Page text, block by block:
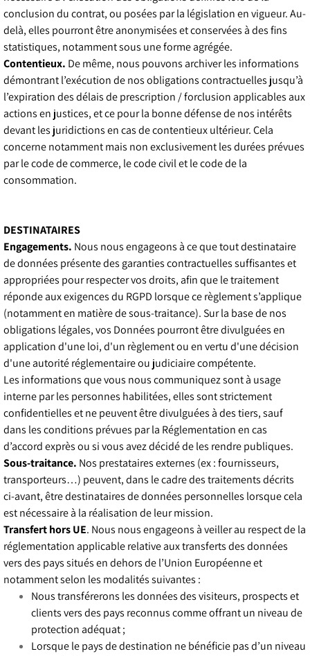
conclusion du contrat, ou posées par la législation en vigueur. Au-
delà, elles pourront être anonymisées et conservées à des fins
statistiques, notamment sous une forme agrégée.
Contentieux. De même, nous pouvons archiver les informations
démontrant l’exécution de nos obligations contractuelles jusqu’à
l’expiration des délais de prescription / forclusion applicables aux
actions en justices, et ce pour la bonne défense de nos intérêts
devant les juridictions en cas de contentieux ultérieur. Cela
concerne notamment mais non exclusivement les durées prévues
par le code de commerce, le code civil et le code de la
consommation.
DESTINATAIRES
Engagements. Nous nous engageons à ce que tout destinataire
de données présente des garanties contractuelles suffisantes et
appropriées pour respecter vos droits, afin que le traitement
réponde aux exigences du RGPD lorsque ce règlement s’applique
(notamment en matière de sous-traitance). Sur la base de nos
obligations légales, vos Données pourront être divulguées en
application d'une loi, d'un règlement ou en vertu d'une décision
d'une autorité réglementaire ou judiciaire compétente.
Les informations que vous nous communiquez sont à usage
interne par les personnes habilitées, elles sont strictement
confidentielles et ne peuvent être divulguées à des tiers, sauf
dans les conditions prévues par la Réglementation en cas
d’accord exprès ou si vous avez décidé de les rendre publiques.
Sous-traitance. Nos prestataires externes (ex : fournisseurs,
transporteurs…) peuvent, dans le cadre des traitements décrits
ci-avant, être destinataires de données personnelles lorsque cela
est nécessaire à la réalisation de leur mission.
Transfert hors UE. Nous nous engageons à veiller au respect de la
réglementation applicable relative aux transferts des données
vers des pays situés en dehors de l’Union Européenne et
notamment selon les modalités suivantes :
Nous transférerons les données des visiteurs, prospects et
clients vers des pays reconnus comme offrant un niveau de
protection adéquat ;
Lorsque le pays de destination ne bénéficie pas d’un niveau